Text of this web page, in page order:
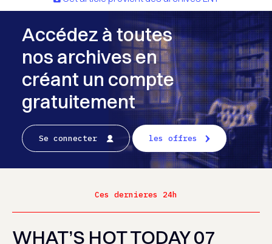
Accédez à toutes
nos archives en
créant un compte
gratuitement
Se connecter les offres
Ces dernieres 24h
WHAT’S HOT TODAY 07